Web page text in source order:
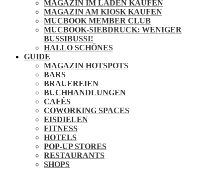
MAGAZIN IM LADEN KAUFEN
MAGAZIN AM KIOSK KAUFEN
MUCBOOK MEMBER CLUB
MUCBOOK-SIEBDRUCK: WENIGER
BUSSIBUSSI!
HALLO SCHÖNES
GUIDE
MAGAZIN HOTSPOTS
BARS
BRAUEREIEN
BUCHHANDLUNGEN
CAFÉS
COWORKING SPACES
EISDIELEN
FITNESS
HOTELS
POP-UP STORES
RESTAURANTS
SHOPS